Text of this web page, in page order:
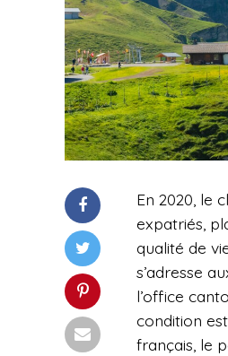
En 2020, le
expatriés,
qualité de
s’adresse
l’office
condition
français, le